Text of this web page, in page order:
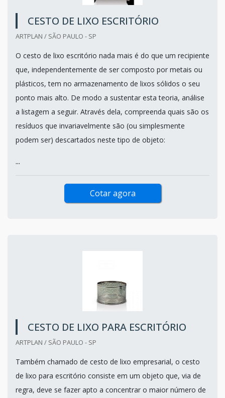
CESTO DE LIXO ESCRITÓRIO
ARTPLAN / SÃO PAULO - SP
O cesto de lixo escritório nada mais é do que um recipiente
que, independentemente de ser composto por metais ou
plásticos, tem no armazenamento de lixos sólidos o seu
ponto mais alto. De modo a sustentar esta teoria, análise
a listagem a seguir. Através dela, compreenda quais são os
resíduos que invariavelmente são (ou simplesmente
podem ser) descartados neste tipo de objeto:
...
Cotar agora
CESTO DE LIXO PARA ESCRITÓRIO
ARTPLAN / SÃO PAULO - SP
Também chamado de cesto de lixo empresarial, o cesto
de lixo para escritório consiste em um objeto que, via de
regra, deve se fazer apto a concentrar o maior número de